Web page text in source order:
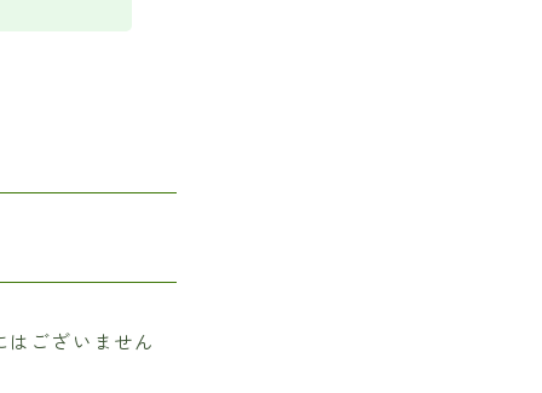
ございません